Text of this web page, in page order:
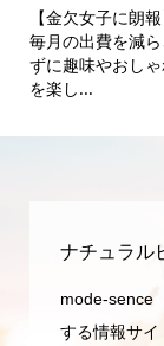
【金欠女子に朗報
毎月の出費を減ら
ずに趣味やおし
を楽し...
ナチュラル
mode-sence
する情報サイ